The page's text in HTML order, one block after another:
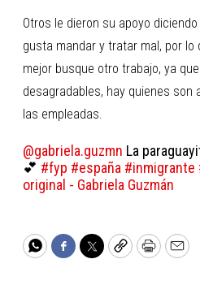
Otros le dieron su apoyo
gusta mandar y tratar mal, por lo
mejor busque otro trabajo, ya
desagradables, hay quienes son
las empleadas.
@gabriela.guzmn La
💕 #fyp #españa #inmigrante
original - Gabriela Guzmán
WhatsApp
Facebook
TwitterCopyPrintEmail